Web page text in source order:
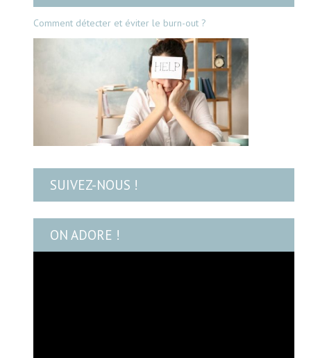
Comment détecter et éviter le burn-out ?
SUIVEZ-NOUS !
ON ADORE !